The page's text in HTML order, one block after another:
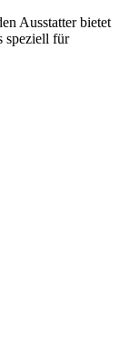
Ausstatter bietet
speziell für